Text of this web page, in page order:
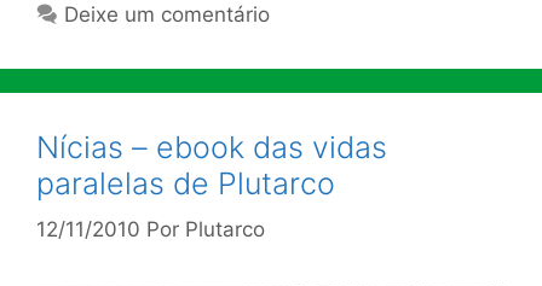
Deixe um comentário
Nícias – ebook das vidas
paralelas de Plutarco
12/11/2010 Por Plutarco